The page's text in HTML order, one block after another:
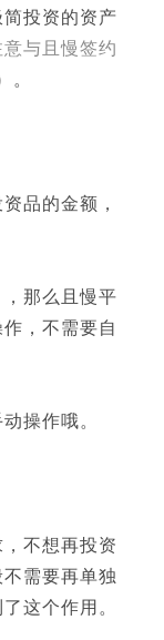
投资的资产
意与且慢签约
。
品的金额，
那么且慢平
，不需要自
操作哦。
不想再投资
需要再单独
这个作用。